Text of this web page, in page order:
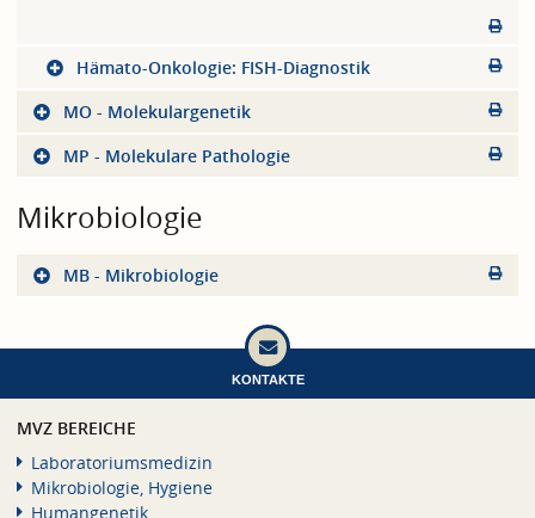
Hämato-Onkologie: FISH-Diagnostik
MO - Molekulargenetik
MP - Molekulare Pathologie
Mikrobiologie
MB - Mikrobiologie
KONTAKTE
MVZ BEREICHE
Laboratoriumsmedizin
Mikrobiologie, Hygiene
Humangenetik